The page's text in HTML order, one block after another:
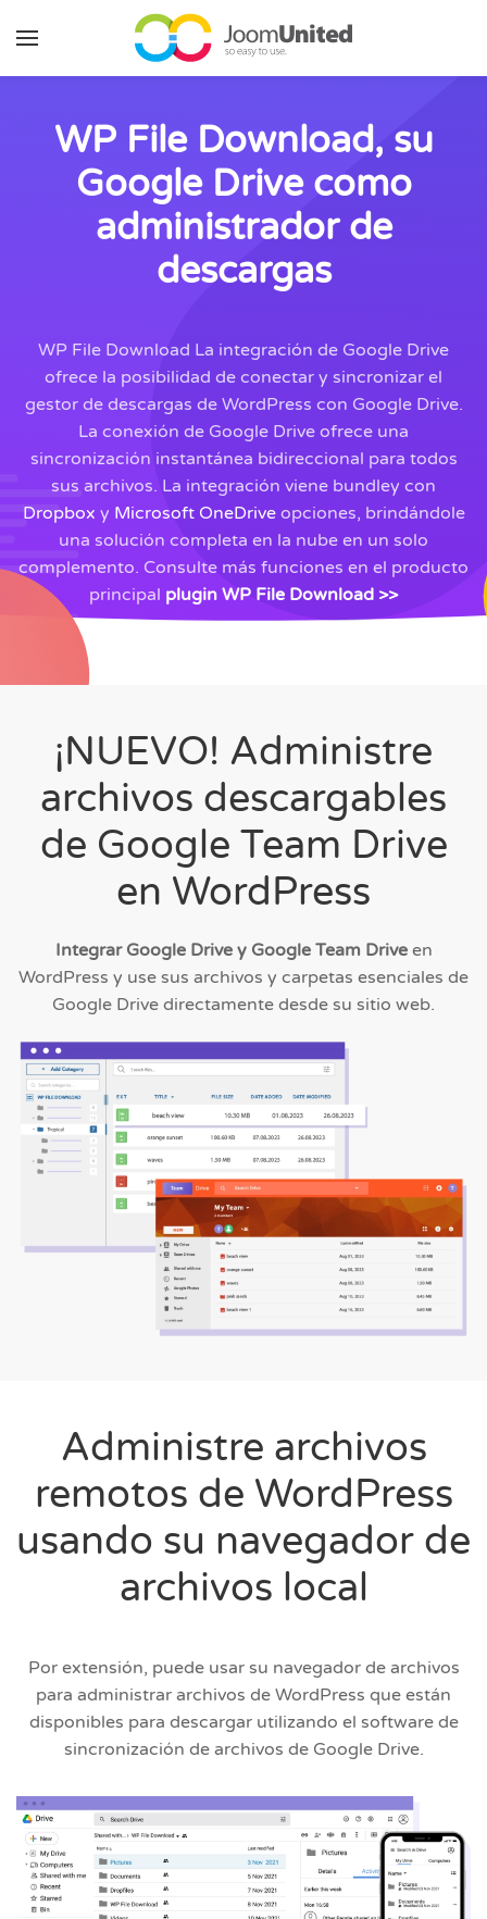
Saltar al contenido principal
WP File Download, su
Google Drive como
administrador de
descargas
WP File Download La integración de Google Drive
ofrece la posibilidad de conectar y sincronizar el
gestor de descargas de WordPress con Google Drive.
La conexión de Google Drive ofrece una
sincronización instantánea bidireccional para todos
sus archivos. La integración viene bundley con
Dropbox y Microsoft OneDriveopciones, brindándole
una solución completa en la nube en un solo
complemento. Consulte más funciones en el producto
principal plugin WP File Download >>
¡NUEVO! Administre
archivos descargables
de Google Team Drive
en WordPress
Integrar Google Drive y Google Team Driveen
WordPress y use sus archivos y carpetas esenciales de
Google Drive directamente desde su sitio web.
Administre archivos
remotos de WordPress
usando su navegador de
archivos local
Por extensión, puede usar su navegador de archivos
para administrar archivos de WordPress que están
disponibles para descargar utilizando el software de
sincronización de archivos de Google Drive.